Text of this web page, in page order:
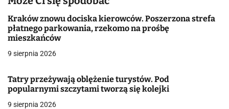
c
j
a
w
p
Kraków znowu dociska kierowców. Poszerzona strefa
płatnego parkowania, rzekomo na prośbę
mieszkańców
9 sierpnia 2026
Tatry przeżywają oblężenie turystów. Pod
popularnymi szczytami tworzą się kolejki
9 sierpnia 2026